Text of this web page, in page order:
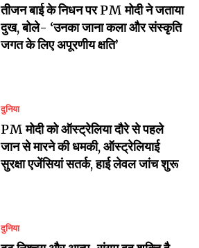
तीजन बाई के निधन पर PM मोदी ने जताया
दुख, बोले- ‘उनका जाना कला और संस्कृति
जगत के लिए अपूरणीय क्षति’
दुनिया
PM मोदी को ऑस्ट्रेलिया दौरे से पहले
जान से मारने की धमकी, ऑस्ट्रेलियाई
सुरक्षा एजेंसियां सतर्क, हाई लेवल जांच शुरू
दुनिया